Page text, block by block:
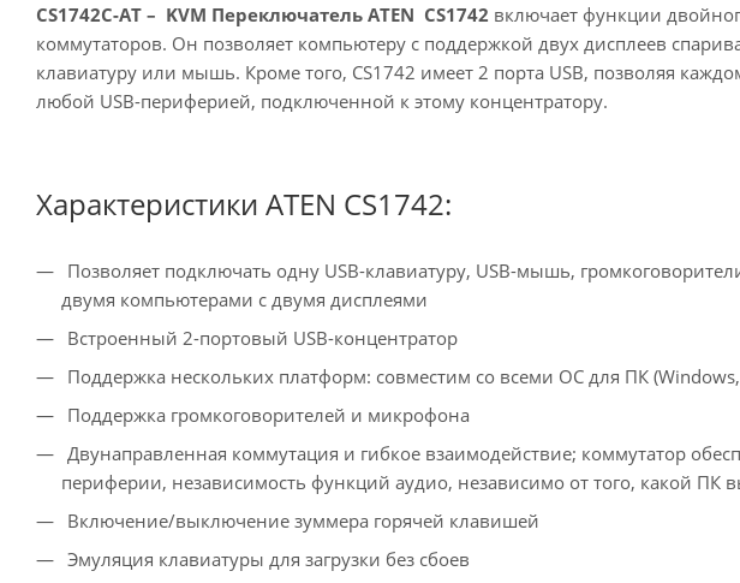
CS1742C-AT – KVM Переключатель ATEN CS1742 включает функции
коммутаторов. Он позволяет компьютеру с поддержкой двух дисплеев
клавиатуру или мышь. Кроме того, CS1742 имеет 2 порта USB, позволяя
любой USB-периферией, подключенной к этому концентратору.
Характеристики ATEN CS1742:
Позволяет подключать одну USB-клавиатуру, USB-мышь,
двумя компьютерами с двумя дисплеями
Встроенный 2-портовый USB-концентратор
Поддержка нескольких платформ: совместим со всеми ОС для ПК
Поддержка громкоговорителей и микрофона
Двунаправленная коммутация и гибкое взаимодействие; коммутатор
периферии, независимость функций аудио, независимо от того, какой ПК
Включение/выключение зуммера горячей клавишей
Эмуляция клавиатуры для загрузки без сбоев